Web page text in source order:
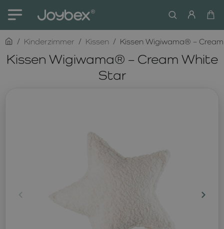
Kissen Wigiwama® – Cream White
Star
homeKinderzimmer Kissen Kissen Wigiwama® –